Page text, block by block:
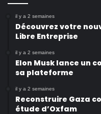
il y a 2 semaines
Découvrez votre
Libre Entreprise
il y a 2 semaines
Elon Musk lance un
sa plateforme
il y a 2 semaines
Reconstruire Gaza
étude d’Oxfam